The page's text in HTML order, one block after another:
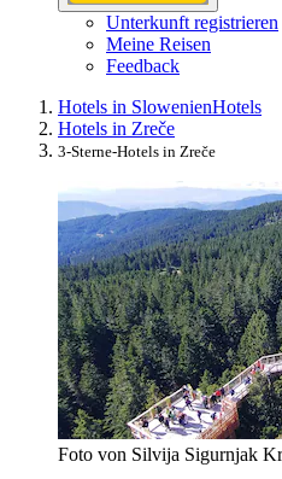
Unterkunft registrieren
Meine Reisen
Feedback
Hotels in SlowenienHotels
Hotels in Zreče
3-Sterne-Hotels in Zreče
Foto von Silvija Sigurnjak